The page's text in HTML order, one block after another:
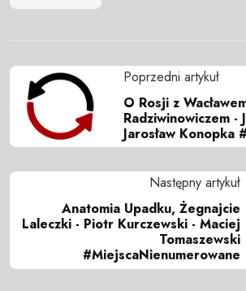
Poprzedni artykuł
O Rosji z
Radziwinowiczem -
Jarosław Konopka
Następny artykuł
Anatomia Upadku, Żegnajcie
Laleczki - Piotr Kurczewski - Maciej
Tomaszewski
#MiejscaNienumerowane